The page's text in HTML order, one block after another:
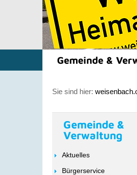
Gemeinde &
Sie sind hier:
Gemeinde &
Verwaltung
Aktuelles
Bürgerservice